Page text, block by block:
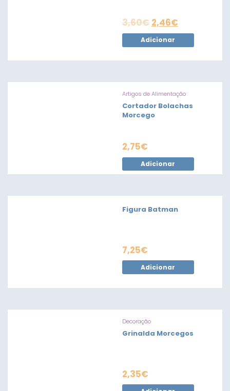
3,60€ 2,46€
Adicionar
Artigos de Alimentação
Cortador Bolachas
Morcego
2,75€
Adicionar
Figura Batman
7,25€
Adicionar
Decoração
Grinalda Morcegos
2,35€